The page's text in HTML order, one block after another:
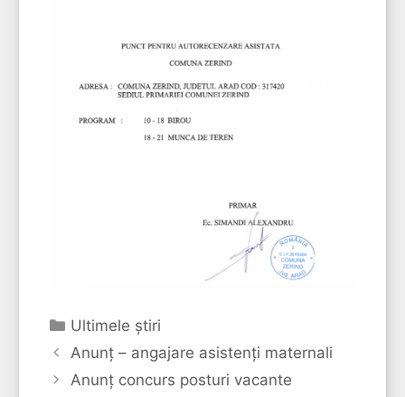
Categorii
Ultimele ştiri
Anunț – angajare asistenți maternali
Anunț concurs posturi vacante